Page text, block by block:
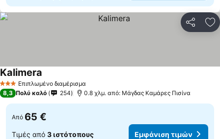
3 ΑστέριαΕπιπλωμένο διαμέρισμα
Kalimera
8,3 Πολύ καλό 254 0.8 χλμ. από: Μάγδας Καμάρες Πισίνα
Από 65 €
Τιμές από 3 ιστότοπους Εμφάνιση τιμών